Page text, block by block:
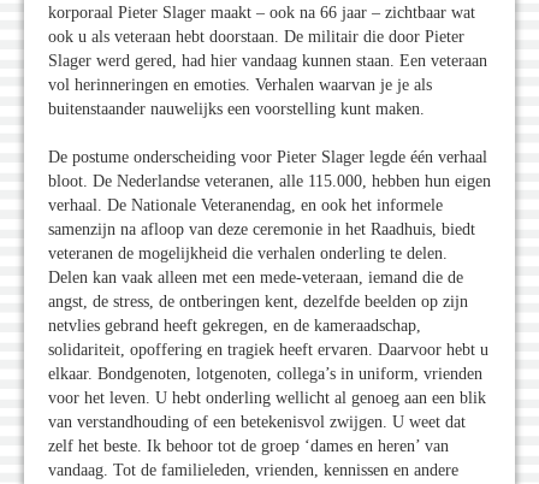
korporaal Pieter Slager maakt – ook na 66 jaar – zichtbaar wat
ook u als veteraan hebt doorstaan. De militair die door Pieter
Slager werd gered, had hier vandaag kunnen staan. Een veteraan
vol herinneringen en emoties. Verhalen waarvan je je als
buitenstaander nauwelijks een voorstelling kunt maken.
De postume onderscheiding voor Pieter Slager legde één verhaal
bloot. De Nederlandse veteranen, alle 115.000, hebben hun eigen
verhaal. De Nationale Veteranendag, en ook het informele
samenzijn na afloop van deze ceremonie in het Raadhuis, biedt
veteranen de mogelijkheid die verhalen onderling te delen.
Delen kan vaak alleen met een mede-veteraan, iemand die de
angst, de stress, de ontberingen kent, dezelfde beelden op zijn
netvlies gebrand heeft gekregen, en de kameraadschap,
solidariteit, opoffering en tragiek heeft ervaren. Daarvoor hebt u
elkaar. Bondgenoten, lotgenoten, collega’s in uniform, vrienden
voor het leven. U hebt onderling wellicht al genoeg aan een blik
van verstandhouding of een betekenisvol zwijgen. U weet dat
zelf het beste. Ik behoor tot de groep ‘dames en heren’ van
vandaag. Tot de familieleden, vrienden, kennissen en andere